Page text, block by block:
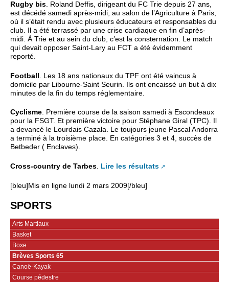
Rugby bis. Roland Deffis, dirigeant du FC Trie depuis 27 ans,
est décédé samedi après-midi, au salon de l’Agriculture à Paris,
où il s’était rendu avec plusieurs éducateurs et responsables du
club. Il a été terrassé par une crise cardiaque en fin d’après-
midi. À Trie et au sein du club, c’est la consternation. Le match
qui devait opposer Saint-Lary au FCT a été évidemment
reporté.
Football
. Les 18 ans nationaux du TPF ont été vaincus à
domicile par Libourne-Saint Seurin. Ils ont encaissé un but à dix
minutes de la fin du temps réglementaire.
Cyclisme. Première course de la saison samedi à Escondeaux
pour la FSGT. Et première victoire pour Stéphane Giral (TPC). Il
a devancé le Lourdais Cazala. Le toujours jeune Pascal Andorra
a terminé à la troisième place. En catégories 3 et 4, succès de
Betbeder ( Enclaves).
Cross-country de Tarbes Lire les résultats
[bleu]Mis en ligne lundi 2 mars 2009[/bleu]
SPORTS
Arts Martiaux
Basket
Boxe
Brèves Sports 65
Canoë-Kayak
Course pédestre